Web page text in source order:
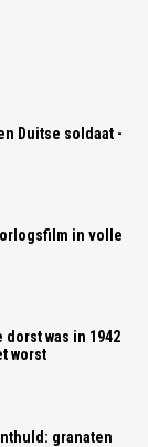
Duitse soldaat -
in volle
was in 1942
worst
granaten